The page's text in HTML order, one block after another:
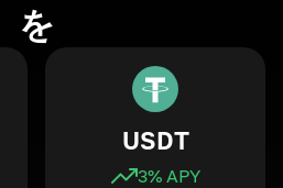
を
USDT
3% APY